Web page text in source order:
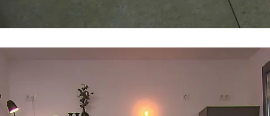
Patricks Motto